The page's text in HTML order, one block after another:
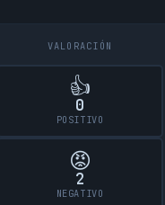
VALORACIÓN
👍
0
POSITIVO
😡
2
NEGATIVO